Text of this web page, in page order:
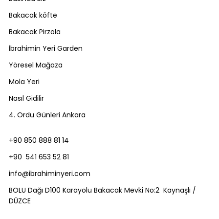
Bakacak köfte
Bakacak Pirzola
İbrahimin Yeri Garden
Yöresel Mağaza
Mola Yeri
Nasıl Gidilir
4. Ordu Günleri Ankara
+90 850 888 81 14
+90 541 653 52 81
info@ibrahiminyeri.com
BOLU Dağı D100 Karayolu Bakacak Mevki No:2 Kaynaşlı /
DÜZCE